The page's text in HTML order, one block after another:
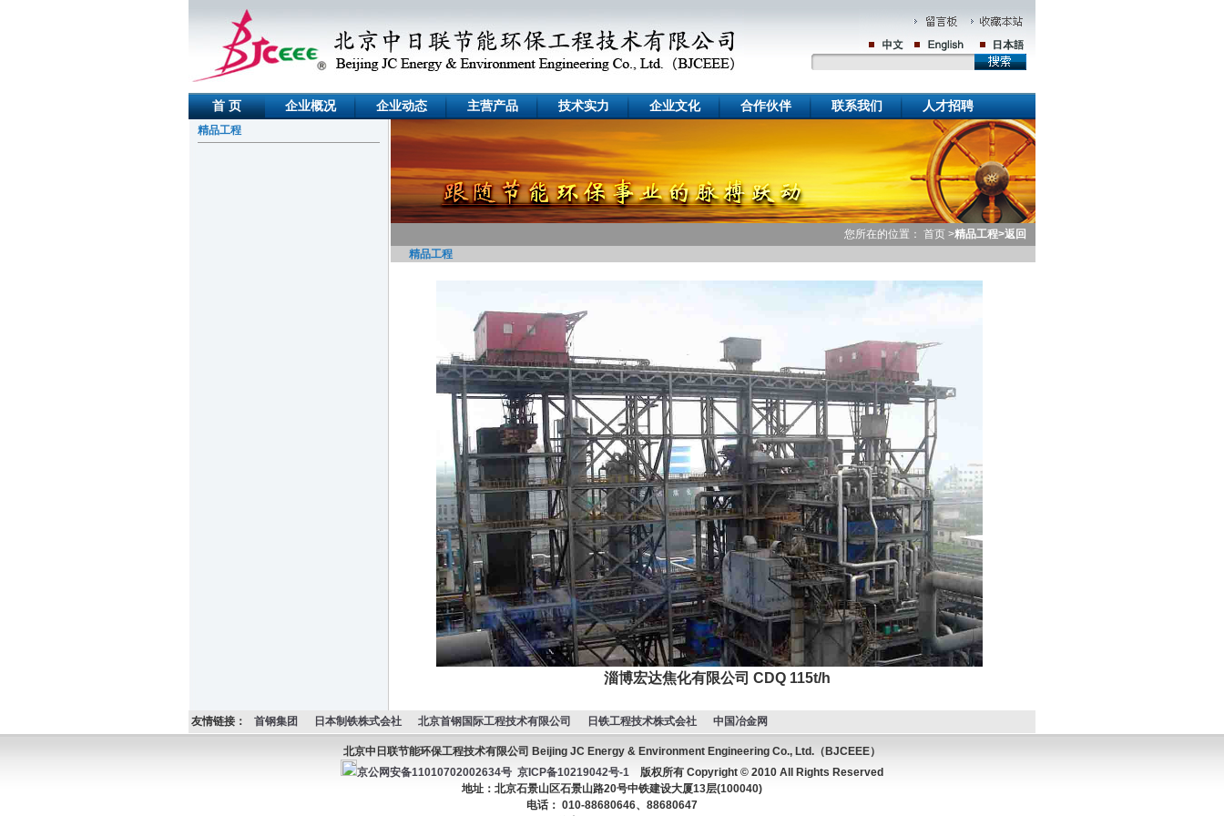
首 页 企业概况 企业动态 主营产品 技术实力 企业文化 合作伙伴 联系我们 人才招聘
精品工程
您所在的位置： 首页 >精品工程>返回
精品工程
淄博宏达焦化有限公司 CDQ 115t/h
友情链接： 首钢集团 日本制铁株式会社 北京首钢国际工程技术有限公司 日铁工程技术株式会社 中国冶金网
北京中日联节能环保工程技术有限公司 Beijing JC Energy & Environment Engineering Co., Ltd.（BJCEEE）
京公网安备11010702002634号 京ICP备10219042号-1 版权所有 Copyright © 2010 All Rights Reserved
地址：北京石景山区石景山路20号中铁建设大厦13层(100040)
电话： 010-88680646、88680647